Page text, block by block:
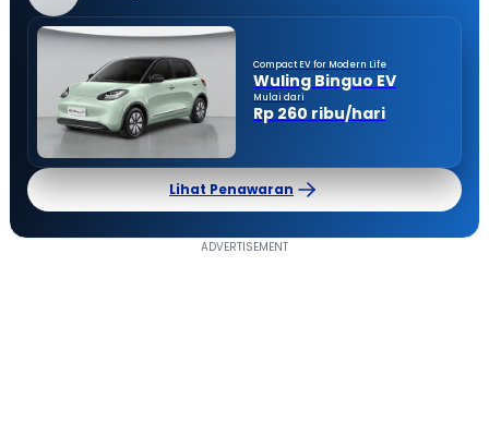
Compact EV for Modern Life
Wuling Binguo EV
Mulai dari
Rp 260 ribu/hari
Lihat Penawaran